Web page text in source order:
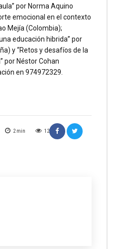
2 min 12
por Norma Aquino
emocional en el contexto
Mejía (Colombia);
educación hibrida” por
y “Retos y desafíos de la
por Néstor Cohan
en 974972329.